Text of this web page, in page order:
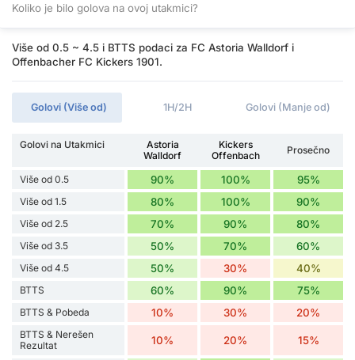
Koliko je bilo golova na ovoj utakmici?
Više od 0.5 ~ 4.5 i BTTS podaci za FC Astoria Walldorf i
Offenbacher FC Kickers 1901.
Golovi (Više od) 1H/2H Golovi (Manje od)
Golovi na Utakmici
Astoria
Walldorf
Kickers
Offenbach
Prosečno
Više od 0.5 90% 100% 95%
Više od 1.5 80% 100% 90%
Više od 2.5 70% 90% 80%
Više od 3.5 50% 70% 60%
Više od 4.5 50% 30% 40%
BTTS 60% 90% 75%
BTTS & Pobeda 10% 30% 20%
BTTS & Nerešen
Rezultat
10% 20% 15%